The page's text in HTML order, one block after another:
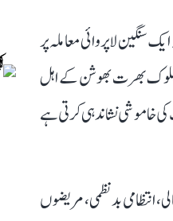
سنگین لاپروائی معاملہ پر
مہلوک بھرت بھوشن کے اہل
خاموشی نشاندہی کرتی ہے
انتظامی بدنظمی، مریضوں